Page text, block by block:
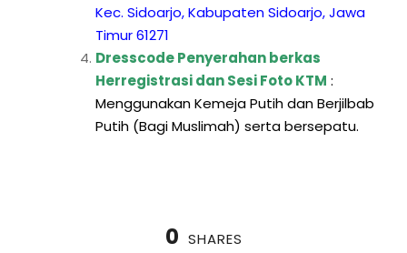
Kec. Sidoarjo, Kabupaten Sidoarjo, Jawa
Timur 61271
Dresscode Penyerahan berkas
Herregistrasi dan Sesi Foto KTM :
Menggunakan Kemeja Putih dan Berjilbab
Putih (Bagi Muslimah) serta bersepatu.
0 SHARES